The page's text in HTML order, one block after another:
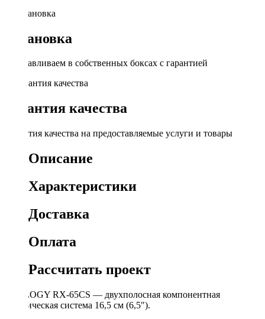
Установка
Устанавливаем в собственных боксах с гарантией
Гарантия качества
Гарантия качества на предоставляемые услуги и товары
Описание
Характеристики
Доставка
Оплата
Рассчитать проект
PROLOGY RX-65CS — двухполосная компонентная
акустическая система 16,5 см (6,5").